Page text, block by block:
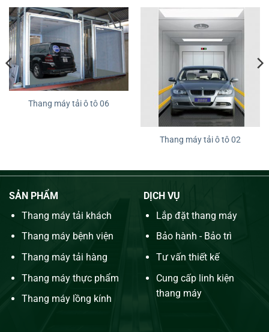
Thang máy tải ô tô 06
Thang máy tải ô tô 02
SẢN PHẨM
Thang máy tải khách
Thang máy bệnh viện
Thang máy tải hàng
Thang máy thực phẩm
Thang máy lồng kính
DỊCH VỤ
Lắp đặt thang máy
Bảo hành - Bảo trì
Tư vấn thiết kế
Cung cấp linh kiện
thang máy